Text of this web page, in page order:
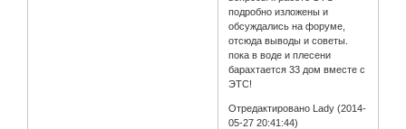
подробно изложены и
обсуждались на форуме,
отсюда выводы и советы.
пока в воде и плесени
барахтается 33 дом вместе с
ЭТС!
Отредактировано Lady (2014-
05-27 20:41:44)